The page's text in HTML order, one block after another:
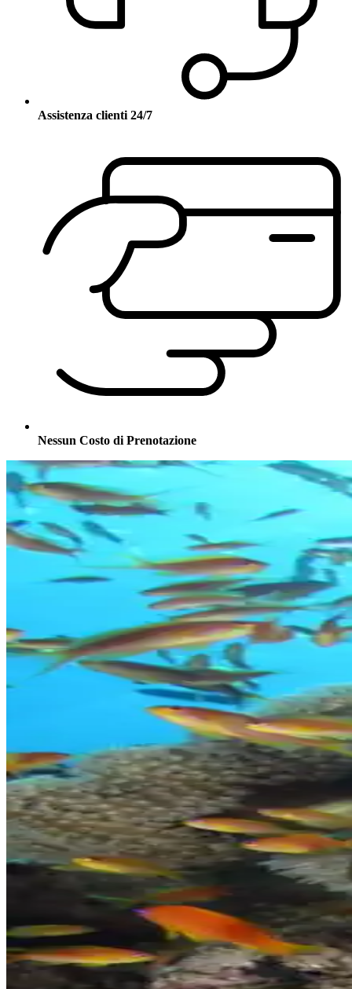
Assistenza clienti 24/7
Nessun Costo di Prenotazione